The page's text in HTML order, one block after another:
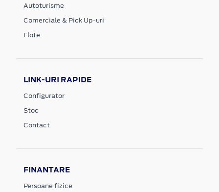
Autoturisme
Comerciale & Pick Up-uri
Flote
LINK-URI RAPIDE
Configurator
Stoc
Contact
FINANTARE
Persoane fizice